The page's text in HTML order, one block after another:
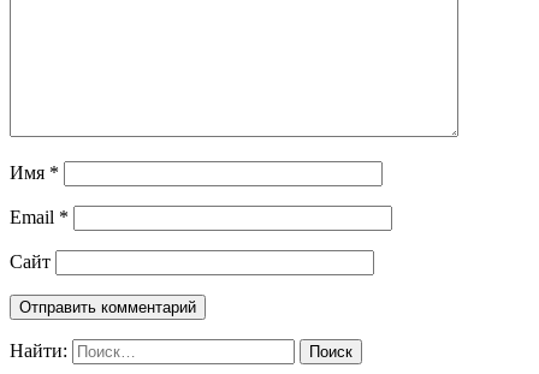
Имя *
Email *
Сайт
Найти: